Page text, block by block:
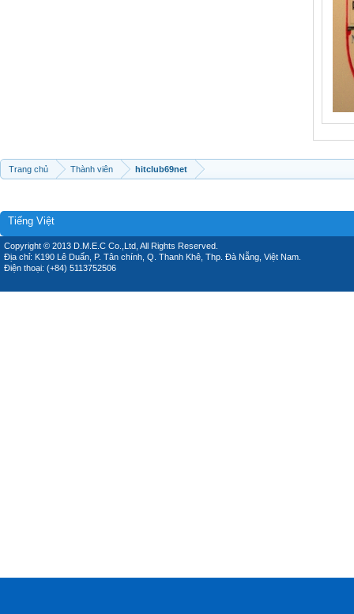
Trang chủ Thành viên hitclub69net
Tiếng Việt
Copyright © 2013 D.M.E.C Co.,Ltd, All Rights Reserved.
Địa chỉ: K190 Lê Duẩn, P. Tân chính, Q. Thanh Khê, Thp. Đà Nẵng, Việt Nam.
Điện thoại: (+84) 5113752506